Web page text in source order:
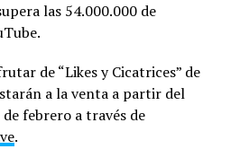
las 54.000.000 de
de “Likes y Cicatrices” de
a la venta a partir del
febrero a través de
.